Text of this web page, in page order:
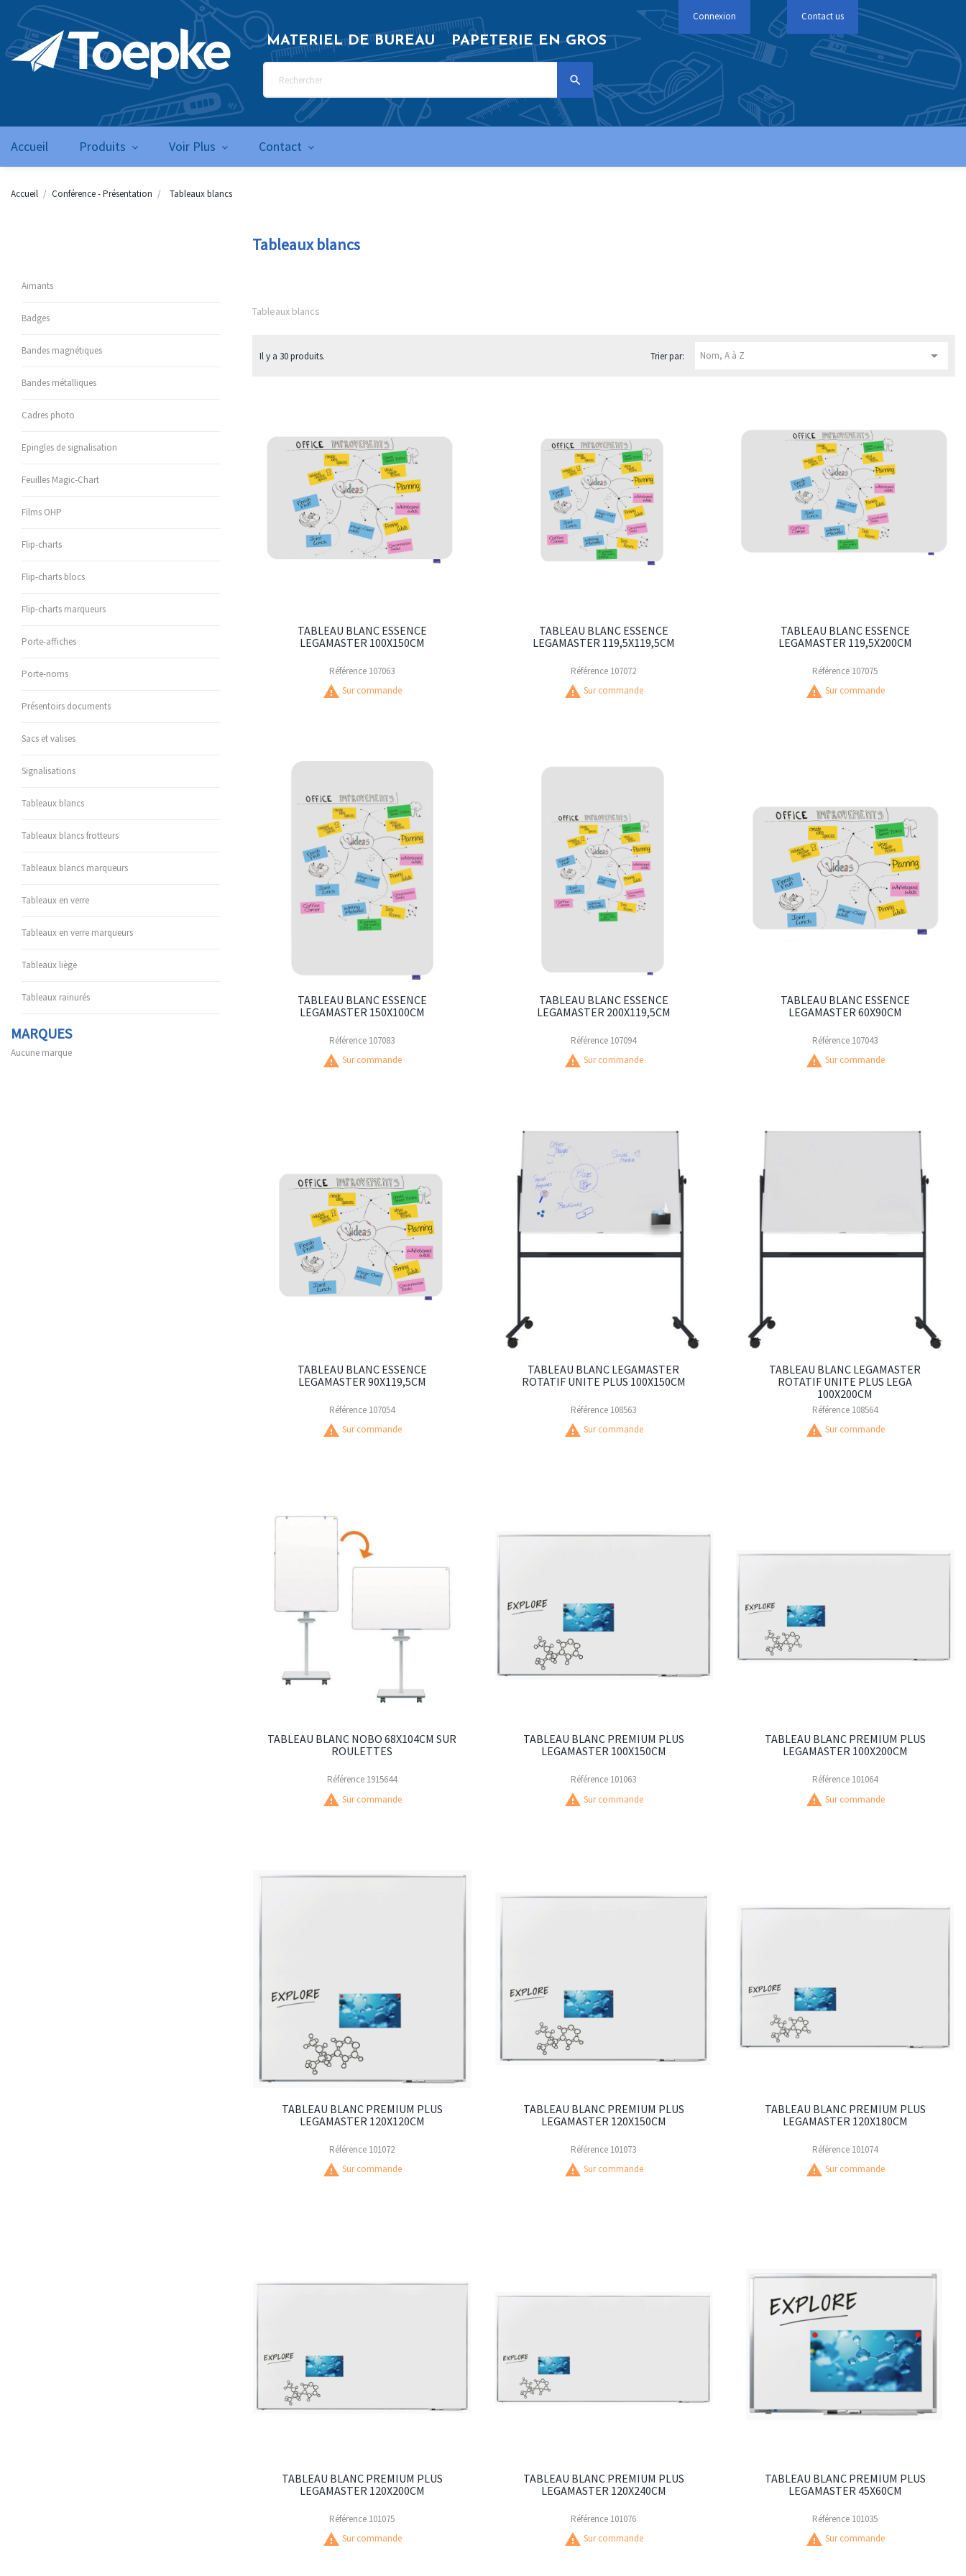
Contact us
Connexion
MATERIEL DE BUREAU PAPETERIE EN GROS

Accueil Produits Voir Plus Contact
Accueil Conférence - Présentation Tableaux blancs
Aimants
Badges
Bandes magnétiques
Bandes métalliques
Cadres photo
Epingles de signalisation
Feuilles Magic-Chart
Films OHP
Flip-charts
Flip-charts blocs
Flip-charts marqueurs
Porte-affiches
Porte-noms
Présentoirs documents
Sacs et valises
Signalisations
Tableaux blancs
Tableaux blancs frotteurs
Tableaux blancs marqueurs
Tableaux en verre
Tableaux en verre marqueurs
Tableaux liège
Tableaux rainurés
MARQUES
Aucune marque
Tableaux blancs
Tableaux blancs
Il y a 30 produits. Trier par: Nom, A à Z 
TABLEAU BLANC ESSENCE
LEGAMASTER 100X150CM
Référence 107063
warning Sur commande
TABLEAU BLANC ESSENCE
LEGAMASTER 119,5X119,5CM
Référence 107072
warning Sur commande
TABLEAU BLANC ESSENCE
LEGAMASTER 119,5X200CM
Référence 107075
warning Sur commande
TABLEAU BLANC ESSENCE
LEGAMASTER 150X100CM
Référence 107083
warning Sur commande
TABLEAU BLANC ESSENCE
LEGAMASTER 200X119,5CM
Référence 107094
warning Sur commande
TABLEAU BLANC ESSENCE
LEGAMASTER 60X90CM
Référence 107043
warning Sur commande
TABLEAU BLANC ESSENCE
LEGAMASTER 90X119,5CM
Référence 107054
warning Sur commande
TABLEAU BLANC LEGAMASTER
ROTATIF UNITE PLUS 100X150CM
Référence 108563
warning Sur commande
TABLEAU BLANC LEGAMASTER
ROTATIF UNITE PLUS LEGA
100X200CM
Référence 108564
warning Sur commande
TABLEAU BLANC NOBO 68X104CM SUR
ROULETTES
Référence 1915644
warning Sur commande
TABLEAU BLANC PREMIUM PLUS
LEGAMASTER 100X150CM
Référence 101063
warning Sur commande
TABLEAU BLANC PREMIUM PLUS
LEGAMASTER 100X200CM
Référence 101064
warning Sur commande
TABLEAU BLANC PREMIUM PLUS
LEGAMASTER 120X120CM
Référence 101072
warning Sur commande
TABLEAU BLANC PREMIUM PLUS
LEGAMASTER 120X150CM
Référence 101073
warning Sur commande
TABLEAU BLANC PREMIUM PLUS
LEGAMASTER 120X180CM
Référence 101074
warning Sur commande
TABLEAU BLANC PREMIUM PLUS
LEGAMASTER 120X200CM
Référence 101075
warning Sur commande
TABLEAU BLANC PREMIUM PLUS
LEGAMASTER 120X240CM
Référence 101076
warning Sur commande
TABLEAU BLANC PREMIUM PLUS
LEGAMASTER 45X60CM
Référence 101035
warning Sur commande